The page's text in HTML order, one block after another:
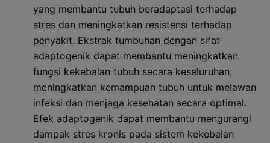
yang membantu tubuh beradaptasi terhadap
stres dan meningkatkan resistensi terhadap
penyakit. Ekstrak tumbuhan dengan sifat
adaptogenik dapat membantu meningkatkan
fungsi kekebalan tubuh secara keseluruhan,
meningkatkan kemampuan tubuh untuk melawan
infeksi dan menjaga kesehatan secara optimal.
Efek adaptogenik dapat membantu mengurangi
dampak stres kronis pada sistem kekebalan